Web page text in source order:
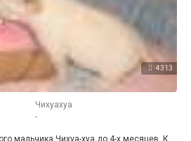
4313
Чихуахуа
-
мальчика Чихуа-хуа до 4-х месяцев. К